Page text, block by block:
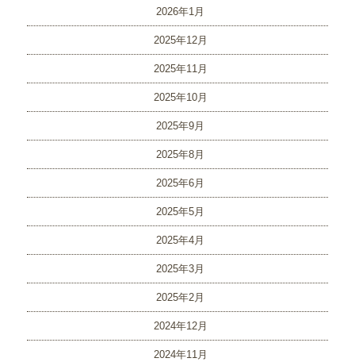
2026年1月
2025年12月
2025年11月
2025年10月
2025年9月
2025年8月
2025年6月
2025年5月
2025年4月
2025年3月
2025年2月
2024年12月
2024年11月